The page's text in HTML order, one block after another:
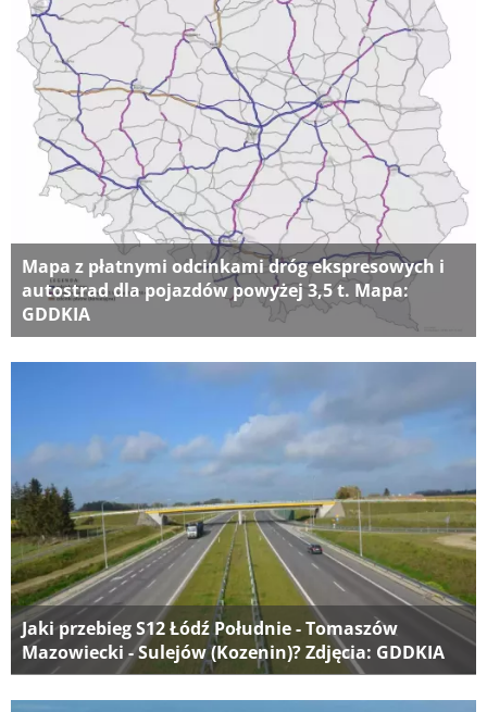
Mapa z płatnymi odcinkami dróg ekspresowych i
autostrad dla pojazdów powyżej 3,5 t. Mapa:
GDDKIA
Jaki przebieg S12 Łódź Południe - Tomaszów
Mazowiecki - Sulejów (Kozenin)? Zdjęcia: GDDKIA